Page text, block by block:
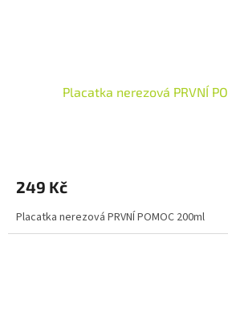
Placatka nerezová PRVNÍ
249 Kč
Placatka nerezová PRVNÍ POMOC 200ml